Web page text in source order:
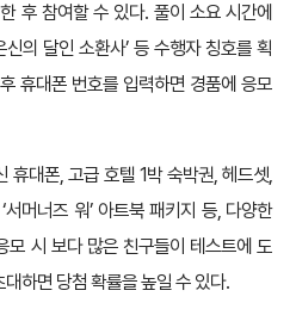
후 참여할 수 있다. 풀이 소요 시간에
신의 달인 소환사’ 등 수행자 칭호를 획
휴대폰 번호를 입력하면 경품에 응모
휴대폰, 고급 호텔 1박 숙박권, 헤드셋,
서머너즈 워’ 아트북 패키지 등, 다양한
모 시 보다 많은 친구들이 테스트에 도
하면 당첨 확률을 높일 수 있다.